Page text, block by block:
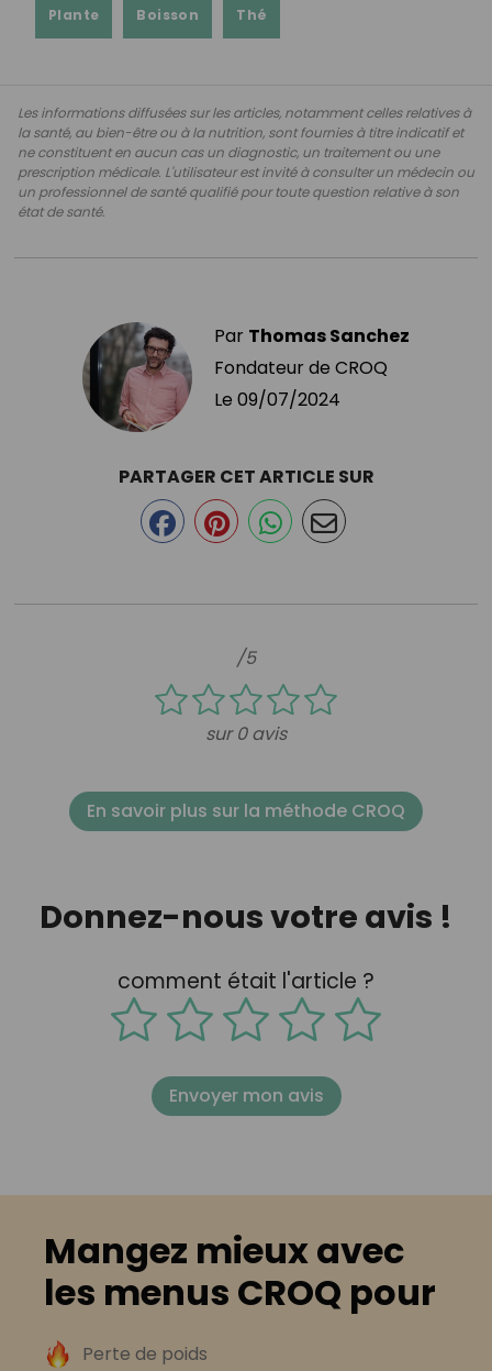
Plante Boisson Thé
Les informations diffusées sur les articles, notamment celles relatives à
la santé, au bien-être ou à la nutrition, sont fournies à titre indicatif et
ne constituent en aucun cas un diagnostic, un traitement ou une
prescription médicale. L'utilisateur est invité à consulter un médecin ou
un professionnel de santé qualifié pour toute question relative à son
état de santé.
Par Thomas Sanchez
Fondateur de CROQ
Le 09/07/2024
/5
sur 0 avis
PARTAGER CET ARTICLE SUR
En savoir plus sur la méthode CROQ
Donnez-nous votre avis !
comment était l'article ?
Envoyer mon avis
Mangez mieux avec
les menus CROQ pour
Perte de poids